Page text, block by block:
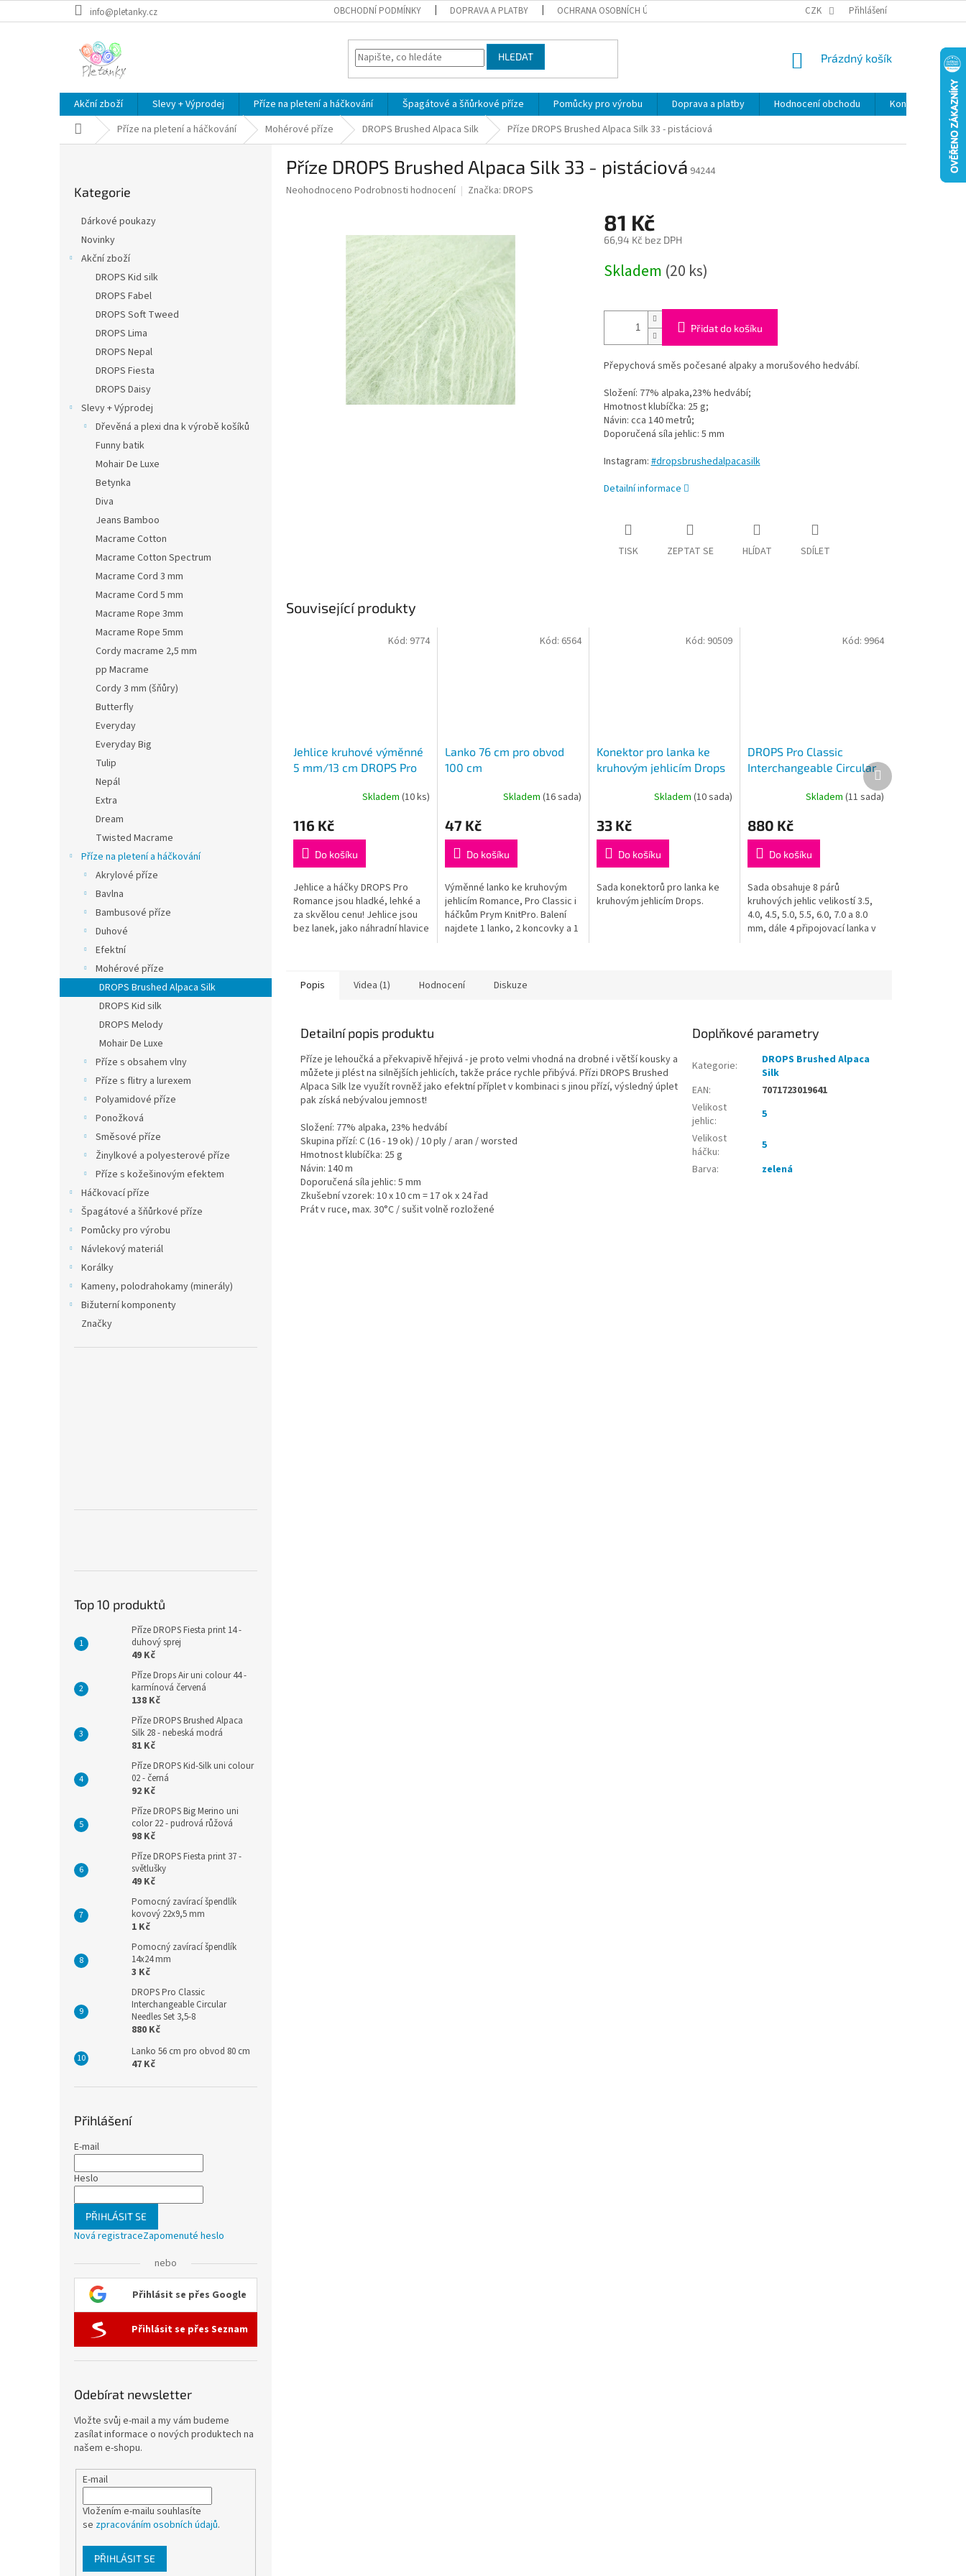
na
info@pletanky.cz OBCHODNÍ PODMÍNKY DOPRAVA A PLATBY OCHRANA OSOBNÍCH ÚDAJŮ CZK Přihlášení
HLEDAT
NÁKUPNÍ
Prázdný košík
Akční zboží Slevy + Výprodej Příze na pletení a háčkování Špagátové a šňůrkové příze Pomůcky pro výrobu Doprava a platby Hodnocení obchodu Kontakty
Domů Příze na pletení a háčkování Mohérové příze DROPS Brushed Alpaca Silk Příze DROPS Brushed Alpaca Silk 33 - pistáciová
kategorie
Kategorie
Dárkové poukazy
Novinky
Akční zboží
DROPS Kid silk
DROPS Fabel
DROPS Soft Tweed
DROPS Lima
DROPS Nepal
DROPS Fiesta
DROPS Daisy
Slevy + Výprodej
Dřevěná a plexi dna k výrobě košíků
Funny batik
Mohair De Luxe
Betynka
Diva
Jeans Bamboo
Macrame Cotton
Macrame Cotton Spectrum
Macrame Cord 3 mm
Macrame Cord 5 mm
Macrame Rope 3mm
Macrame Rope 5mm
Cordy macrame 2,5 mm
pp Macrame
Cordy 3 mm (šňůry)
Butterfly
Everyday
Everyday Big
Tulip
Nepál
Extra
Dream
Twisted Macrame
Příze na pletení a háčkování
Akrylové příze
Bavlna
Bambusové příze
Duhové
Efektní
Mohérové příze
DROPS Brushed Alpaca Silk
DROPS Kid silk
DROPS Melody
Mohair De Luxe
Příze s obsahem vlny
Příze s flitry a lurexem
Polyamidové příze
Ponožková
Směsové příze
Žinylkové a polyesterové příze
Příze s kožešinovým efektem
Háčkovací příze
Špagátové a šňůrkové příze
Pomůcky pro výrobu
Návlekový materiál
Korálky
Kameny, polodrahokamy (minerály)
Bižuterní komponenty
Značky
Top 10 produktů
Příze DROPS Fiesta print 14 -
duhový sprej
49 Kč
Příze Drops Air uni colour 44 -
karmínová červená
138 Kč
Příze DROPS Brushed Alpaca
Silk 28 - nebeská modrá
81 Kč
Příze DROPS Kid-Silk uni colour
02 - černá
92 Kč
Příze DROPS Big Merino uni
color 22 - pudrová růžová
98 Kč
Příze DROPS Fiesta print 37 -
světlušky
49 Kč
Pomocný zavírací špendlík
kovový 22x9,5 mm
1 Kč
Pomocný zavírací špendlík
14x24 mm
3 Kč
DROPS Pro Classic
Interchangeable Circular
Needles Set 3,5-8
880 Kč
Lanko 56 cm pro obvod 80 cm
47 Kč
Přihlášení
E-mail
Heslo
PŘIHLÁSIT SE
Nová registraceZapomenuté heslo
nebo
Přihlásit se přes Google
Přihlásit se přes Seznam
Odebírat newsletter
Vložte svůj e-mail a my vám budeme
zasílat informace o nových produktech na
našem e-shopu.
E-mail
Vložením e-mailu souhlasíte
se zpracováním osobních údajů.
PŘIHLÁSIT SE
Příze DROPS Brushed Alpaca Silk 33 - pistáciová 94244
Průměrné
Neohodnoceno Podrobnosti hodnocení Značka: DROPS
81 Kč
66,94 Kč bez DPH
cena:
Skladem (20 ks)
Přidat do košíku
Přepychová směs počesané alpaky a morušového hedvábí.
Složení: 77% alpaka,23% hedvábí;
Hmotnost klubíčka: 25 g;
Návin: cca 140 metrů;
Doporučená síla jehlic: 5 mm
Instagram:#dropsbrushedalpacasilk
Detailní informace
TISK ZEPTAT SE HLÍDAT SDÍLET
Související produkty
Jehlice kruhové výměnné
5 mm/13 cm DROPS Pro
produktu
je
5,0
z
5
hvězdiček.
Skladem (10 ks)
116 Kč
Do košíku
Jehlice a háčky DROPS Pro
Romance jsou hladké, lehké a
za skvělou cenu! Jehlice jsou
bez lanek, jako náhradní hlavice
Kód: 9774
Lanko 76 cm pro obvod
100 cm
Skladem (16 sada)
47 Kč
Do košíku
Výměnné lanko ke kruhovým
jehlicím Romance, Pro Classic i
háčkům Prym KnitPro. Balení
najdete 1 lanko, 2 koncovky a 1
Kód: 6564
Konektor pro lanka ke
kruhovým jehlicím Drops
Skladem(10 sada)
33 Kč
Do košíku
Sada konektorů pro lanka ke
kruhovým jehlicím Drops.
Kód: 90509
DROPS Pro Classic
Interchangeable Circular
produktu
je
5,0
z
5
hvězdiček.
Skladem(11 sada)
880 Kč
Do košíku
Sada obsahuje 8 párů
kruhových jehlic velikostí 3.5,
4.0, 4.5, 5.0, 5.5, 6.0, 7.0 a 8.0
mm, dále 4 připojovací lanka v
Kód: 9964
Další
produkt
Popis Videa (1) Hodnocení Diskuze
Detailní popis produktu
Příze je lehoučká a překvapivě hřejivá - je proto velmi vhodná na drobné i větší kousky a
můžete ji plést na silnějších jehlicích, takže práce rychle přibývá. Přízi DROPS Brushed
Alpaca Silk lze využít rovněž jako efektní příplet v kombinaci s jinou přízí, výsledný úplet
pak získá nebývalou jemnost!
Složení: 77% alpaka, 23% hedvábí
Skupina přízí: C (16 - 19 ok) / 10 ply / aran / worsted
Hmotnost klubíčka: 25 g
Návin: 140 m
Doporučená síla jehlic: 5 mm
Zkušební vzorek: 10 x 10 cm = 17 ok x 24 řad
Prát v ruce, max. 30°C / sušit volně rozložené
Doplňkové parametry
Kategorie:
DROPS Brushed Alpaca
Silk
EAN:
7071723019641
Velikost
jehlic:
5
Velikost
háčku:
5
Barva: zelená